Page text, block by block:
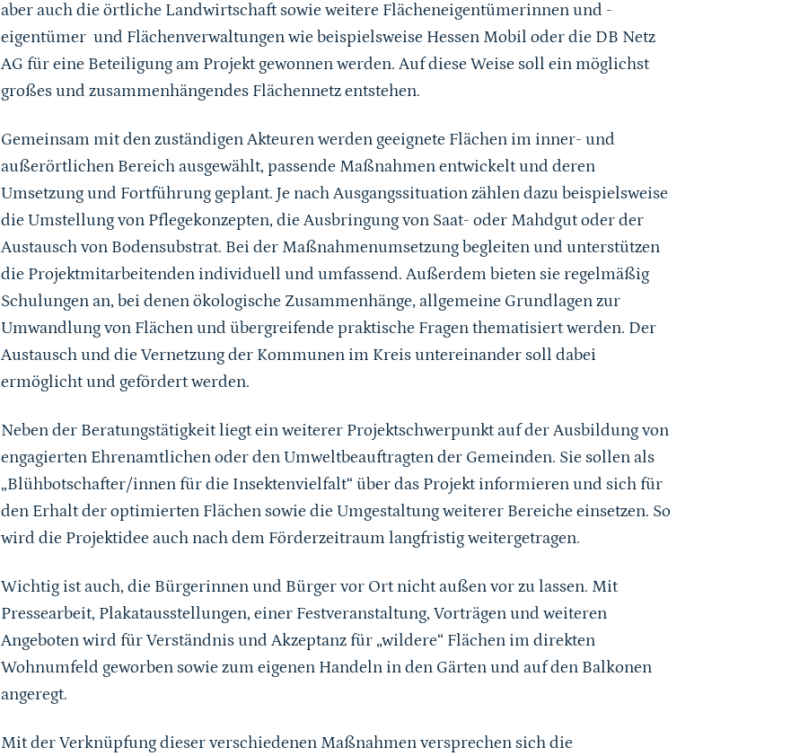
aber auch die örtliche Landwirtschaft sowie weitere Flächeneigentümerinnen und -
eigentümer und Flächenverwaltungen wie beispielsweise Hessen Mobil oder die DB Netz
AG für eine Beteiligung am Projekt gewonnen werden. Auf diese Weise soll ein möglichst
großes und zusammenhängendes Flächennetz entstehen.
Gemeinsam mit den zuständigen Akteuren werden geeignete Flächen im inner- und
außerörtlichen Bereich ausgewählt, passende Maßnahmen entwickelt und deren
Umsetzung und Fortführung geplant. Je nach Ausgangssituation zählen dazu beispielsweise
die Umstellung von Pflegekonzepten, die Ausbringung von Saat- oder Mahdgut oder der
Austausch von Bodensubstrat. Bei der Maßnahmenumsetzung begleiten und unterstützen
die Projektmitarbeitenden individuell und umfassend. Außerdem bieten sie regelmäßig
Schulungen an, bei denen ökologische Zusammenhänge, allgemeine Grundlagen zur
Umwandlung von Flächen und übergreifende praktische Fragen thematisiert werden. Der
Austausch und die Vernetzung der Kommunen im Kreis untereinander soll dabei
ermöglicht und gefördert werden.
Neben der Beratungstätigkeit liegt ein weiterer Projektschwerpunkt auf der Ausbildung von
engagierten Ehrenamtlichen oder den Umweltbeauftragten der Gemeinden. Sie sollen als
„Blühbotschafter/innen für die Insektenvielfalt“ über das Projekt informieren und sich für
den Erhalt der optimierten Flächen sowie die Umgestaltung weiterer Bereiche einsetzen. So
wird die Projektidee auch nach dem Förderzeitraum langfristig weitergetragen.
Wichtig ist auch, die Bürgerinnen und Bürger vor Ort nicht außen vor zu lassen. Mit
Pressearbeit, Plakatausstellungen, einer Festveranstaltung, Vorträgen und weiteren
Angeboten wird für Verständnis und Akzeptanz für „wildere“ Flächen im direkten
Wohnumfeld geworben sowie zum eigenen Handeln in den Gärten und auf den Balkonen
angeregt.
Mit der Verknüpfung dieser verschiedenen Maßnahmen versprechen sich die